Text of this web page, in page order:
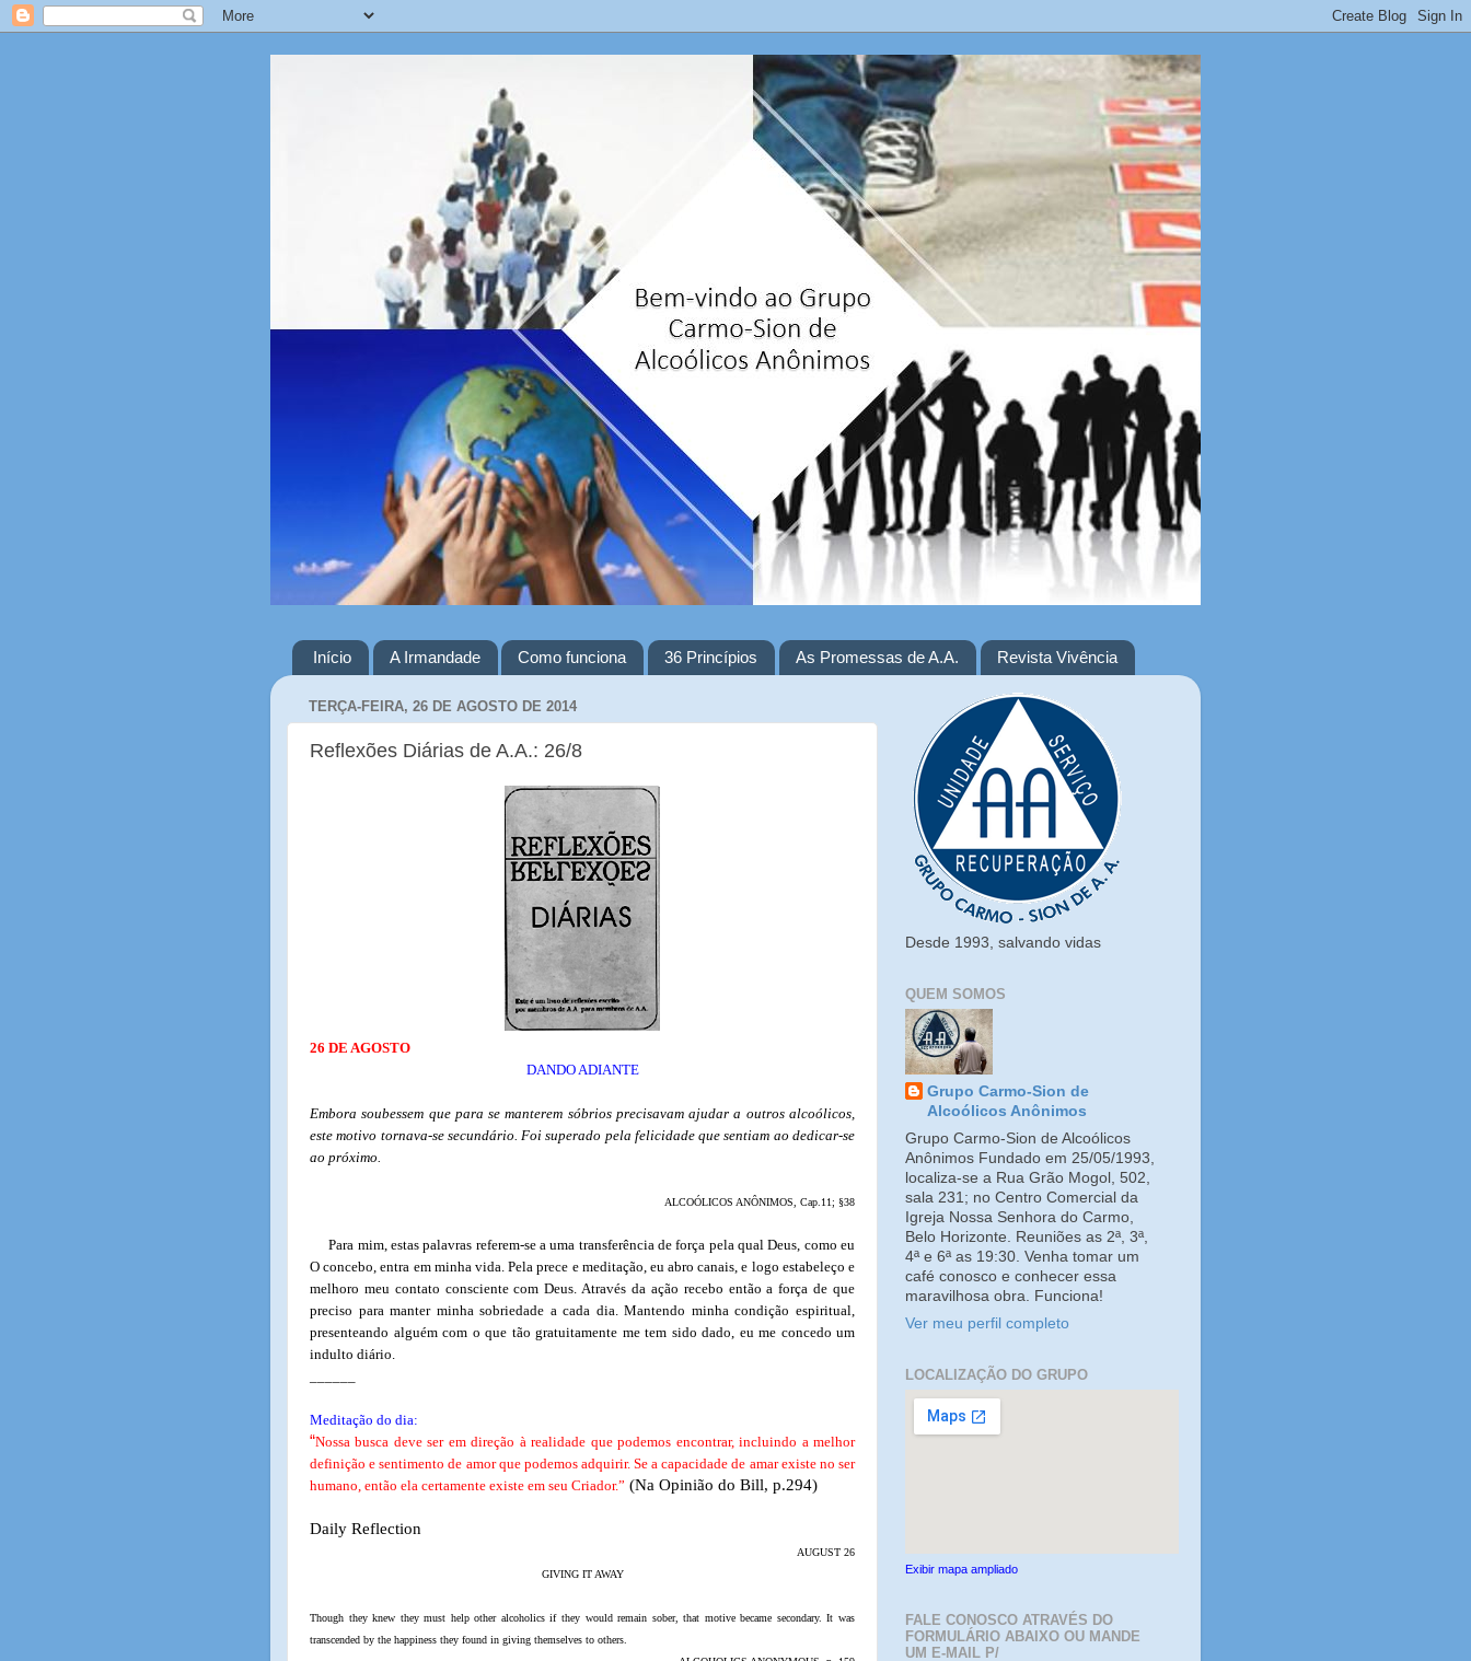
Início A Irmandade Como funciona 36 Princípios As Promessas de A.A. Revista Vivência
TERÇA-FEIRA, 26 DE AGOSTO DE 2014
Reflexões Diárias de A.A.: 26/8
26 DE AGOSTO
DANDO ADIANTE
Embora soubessem que para se manterem sóbrios precisavam ajudar a outros alcoólicos,
este motivo tornava-se secundário. Foi superado pela felicidade que sentiam ao dedicar-se
ao próximo.
ALCOÓLICOS ANÔNIMOS, Cap.11; §38
Para mim, estas palavras referem-se a uma transferência de força pela qual Deus, como eu
O concebo, entra em minha vida. Pela prece e meditação, eu abro canais, e logo estabeleço e
melhoro meu contato consciente com Deus. Através da ação recebo então a força de que
preciso para manter minha sobriedade a cada dia. Mantendo minha condição espiritual,
presenteando alguém com o que tão gratuitamente me tem sido dado, eu me concedo um
indulto diário.
Meditação do dia:
“Nossa busca deve ser em direção à realidade que podemos encontrar, incluindo a melhor
definição e sentimento de amor que podemos adquirir. Se a capacidade de amar existe no ser
humano, então ela certamente existe em seu Criador.” (Na Opinião do Bill, p.294)
Daily Reflection
AUGUST 26
GIVING IT AWAY
Though they knew they must help other alcoholics if they would remain sober, that motive became secondary. It was
transcended by the happiness they found in giving themselves to others.
Desde 1993, salvando vidas
QUEM SOMOS
Grupo Carmo-Sion de
Alcoólicos Anônimos
Grupo Carmo-Sion de Alcoólicos
Anônimos Fundado em 25/05/1993,
localiza-se a Rua Grão Mogol, 502,
sala 231; no Centro Comercial da
Igreja Nossa Senhora do Carmo,
Belo Horizonte. Reuniões as 2ª, 3ª,
4ª e 6ª as 19:30. Venha tomar um
café conosco e conhecer essa
maravilhosa obra. Funciona!
Ver meu perfil completo
LOCALIZAÇÃO DO GRUPO
Exibir mapa ampliado
FALE CONOSCO ATRAVÉS DO
FORMULÁRIO ABAIXO OU MANDE
UM E-MAIL P/